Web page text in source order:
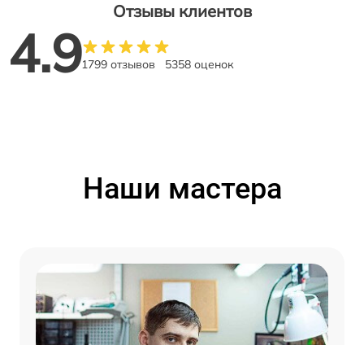
Отзывы клиентов
4.91799 отзывов 5358 оценок
Наши мастера